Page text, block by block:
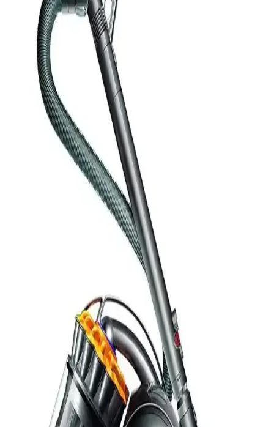
Kanada'da Elektrikli Süpürge Deneyimleri: Dyson,
Shark ve Alternatif Markaların Karşılaştırması
Kanada'da Dyson süpürgelerin dayanıklılık ve servis sorunları,
Costco'nun iade politikaları ve Shark gibi alternatif markaların
sunduğu avantajlar kullanıcı deneyimlerini şekillendiriyor.
İnce ve Yıkanabilir Halılar İçin Uygun Elektrikli
Süpürge Seçimi ve Kullanım İpuçları
İnce ve yıkanabilir halılar, standart elektrikli süpürgelerde sorun
yaratabilir. Fırça rulosu ayarı ve emiş gücü kontrolü ile halıya zarar
vermeden temizlik sağlanabilir.
Sebo, Miele ve Riccar Elektrikli Süpürgelerinin
Performans ve Dayanıklılık Karşılaştırması
Sebo, Miele ve Riccar elektrikli süpürgelerinin dayanıklılık,
performans ve bakım kolaylığı açısından karşılaştırılması. Evcil
hayvan tüyü ve sert zeminlerdeki temizlik avantajları ve kullanıcı
Torbalı Silindir Elektrikli Süpürgelerin Avantajları,
Dezavantajları ve Marka Önerileri
Torbalı silindir elektrikli süpürgeler, zor temizlenen alanlarda ve
alerjen tutmada avantaj sağlar. Kullanım kolaylığı, depolama ve
bütçe faktörleri seçimde önemlidir.
Yüksek Performanslı Arnica Pika Elektrikli
Süpürge ile Temizlikte Yeni Dönem Başlıyor
Arnica pika elektrikli süpürge, güçlü motoru ve enerji tasarrufu
özellikleriyle ev temizliğinde etkili ve ekonomik çözümler sunar.
Hafif ve dayanıklı tasarımıyla kullanım kolaylığı sağlar.